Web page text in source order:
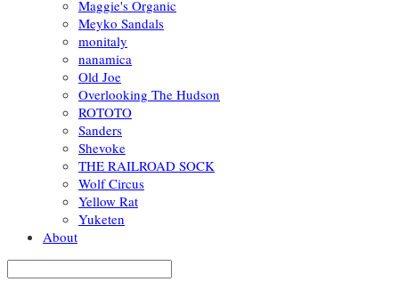
Maggie's Organic
Meyko Sandals
monitaly
nanamica
Old Joe
Overlooking The Hudson
ROTOTO
Sanders
Shevoke
THE RAILROAD SOCK
Wolf Circus
Yellow Rat
Yuketen
About